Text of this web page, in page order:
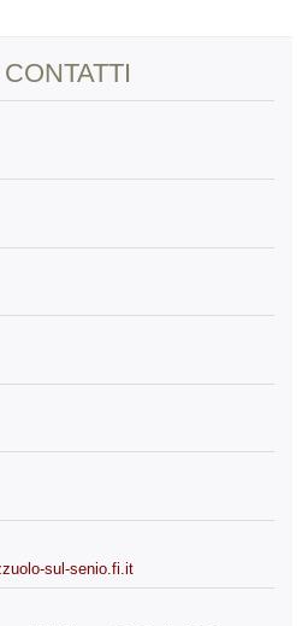
sul-senio.fi.it